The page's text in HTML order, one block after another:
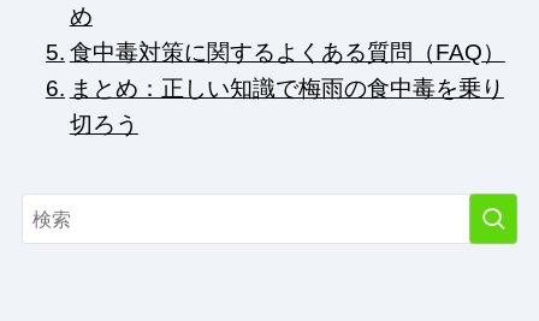
め
食中毒対策に関するよくある質問（FAQ）
まとめ：正しい知識で梅雨の食中毒を乗り
切ろう